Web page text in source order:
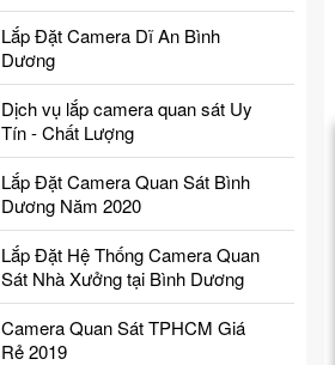
Lắp Đặt Camera Dĩ An Bình
Dương
Dịch vụ lắp camera quan sát Uy
Tín - Chất Lượng
Lắp Đặt Camera Quan Sát Bình
Dương Năm 2020
Lắp Đặt Hệ Thống Camera Quan
Sát Nhà Xưởng tại Bình Dương
Camera Quan Sát TPHCM Giá
Rẻ 2019